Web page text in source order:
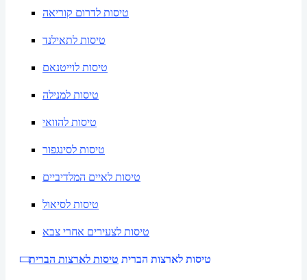
טיסות לדרום קוריאה
טיסות לתאילנד
טיסות לוייטנאם
טיסות למנילה
טיסות להוואי
טיסות לסינגפור
טיסות לאיים המלדיביים
טיסות לסיאול
טיסות לצעירים אחרי צבא
טיסות לארצות הברית טיסות לארצות הברית